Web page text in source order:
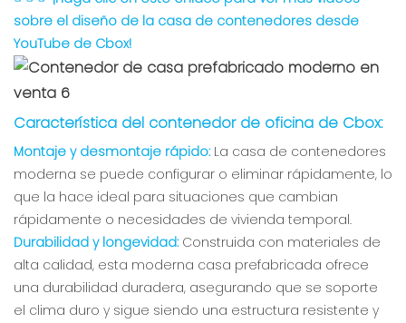
sobre el diseño de la casa de contenedores desde
YouTube de Cbox!
Característica del contenedor de oficina de Cbox:
Montaje y desmontaje rápido: La casa de contenedores
moderna se puede configurar o eliminar rápidamente, lo
que la hace ideal para situaciones que cambian
rápidamente o necesidades de vivienda temporal.
Durabilidad y longevidad: Construida con materiales de
alta calidad, esta moderna casa prefabricada ofrece
una durabilidad duradera, asegurando que se soporte
el clima duro y sigue siendo una estructura resistente y